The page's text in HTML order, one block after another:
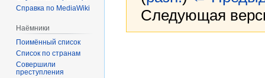
Следующая
Справка по MediaWiki
Наёмники
Поимённый список
Список по странам
Совершили
преступления